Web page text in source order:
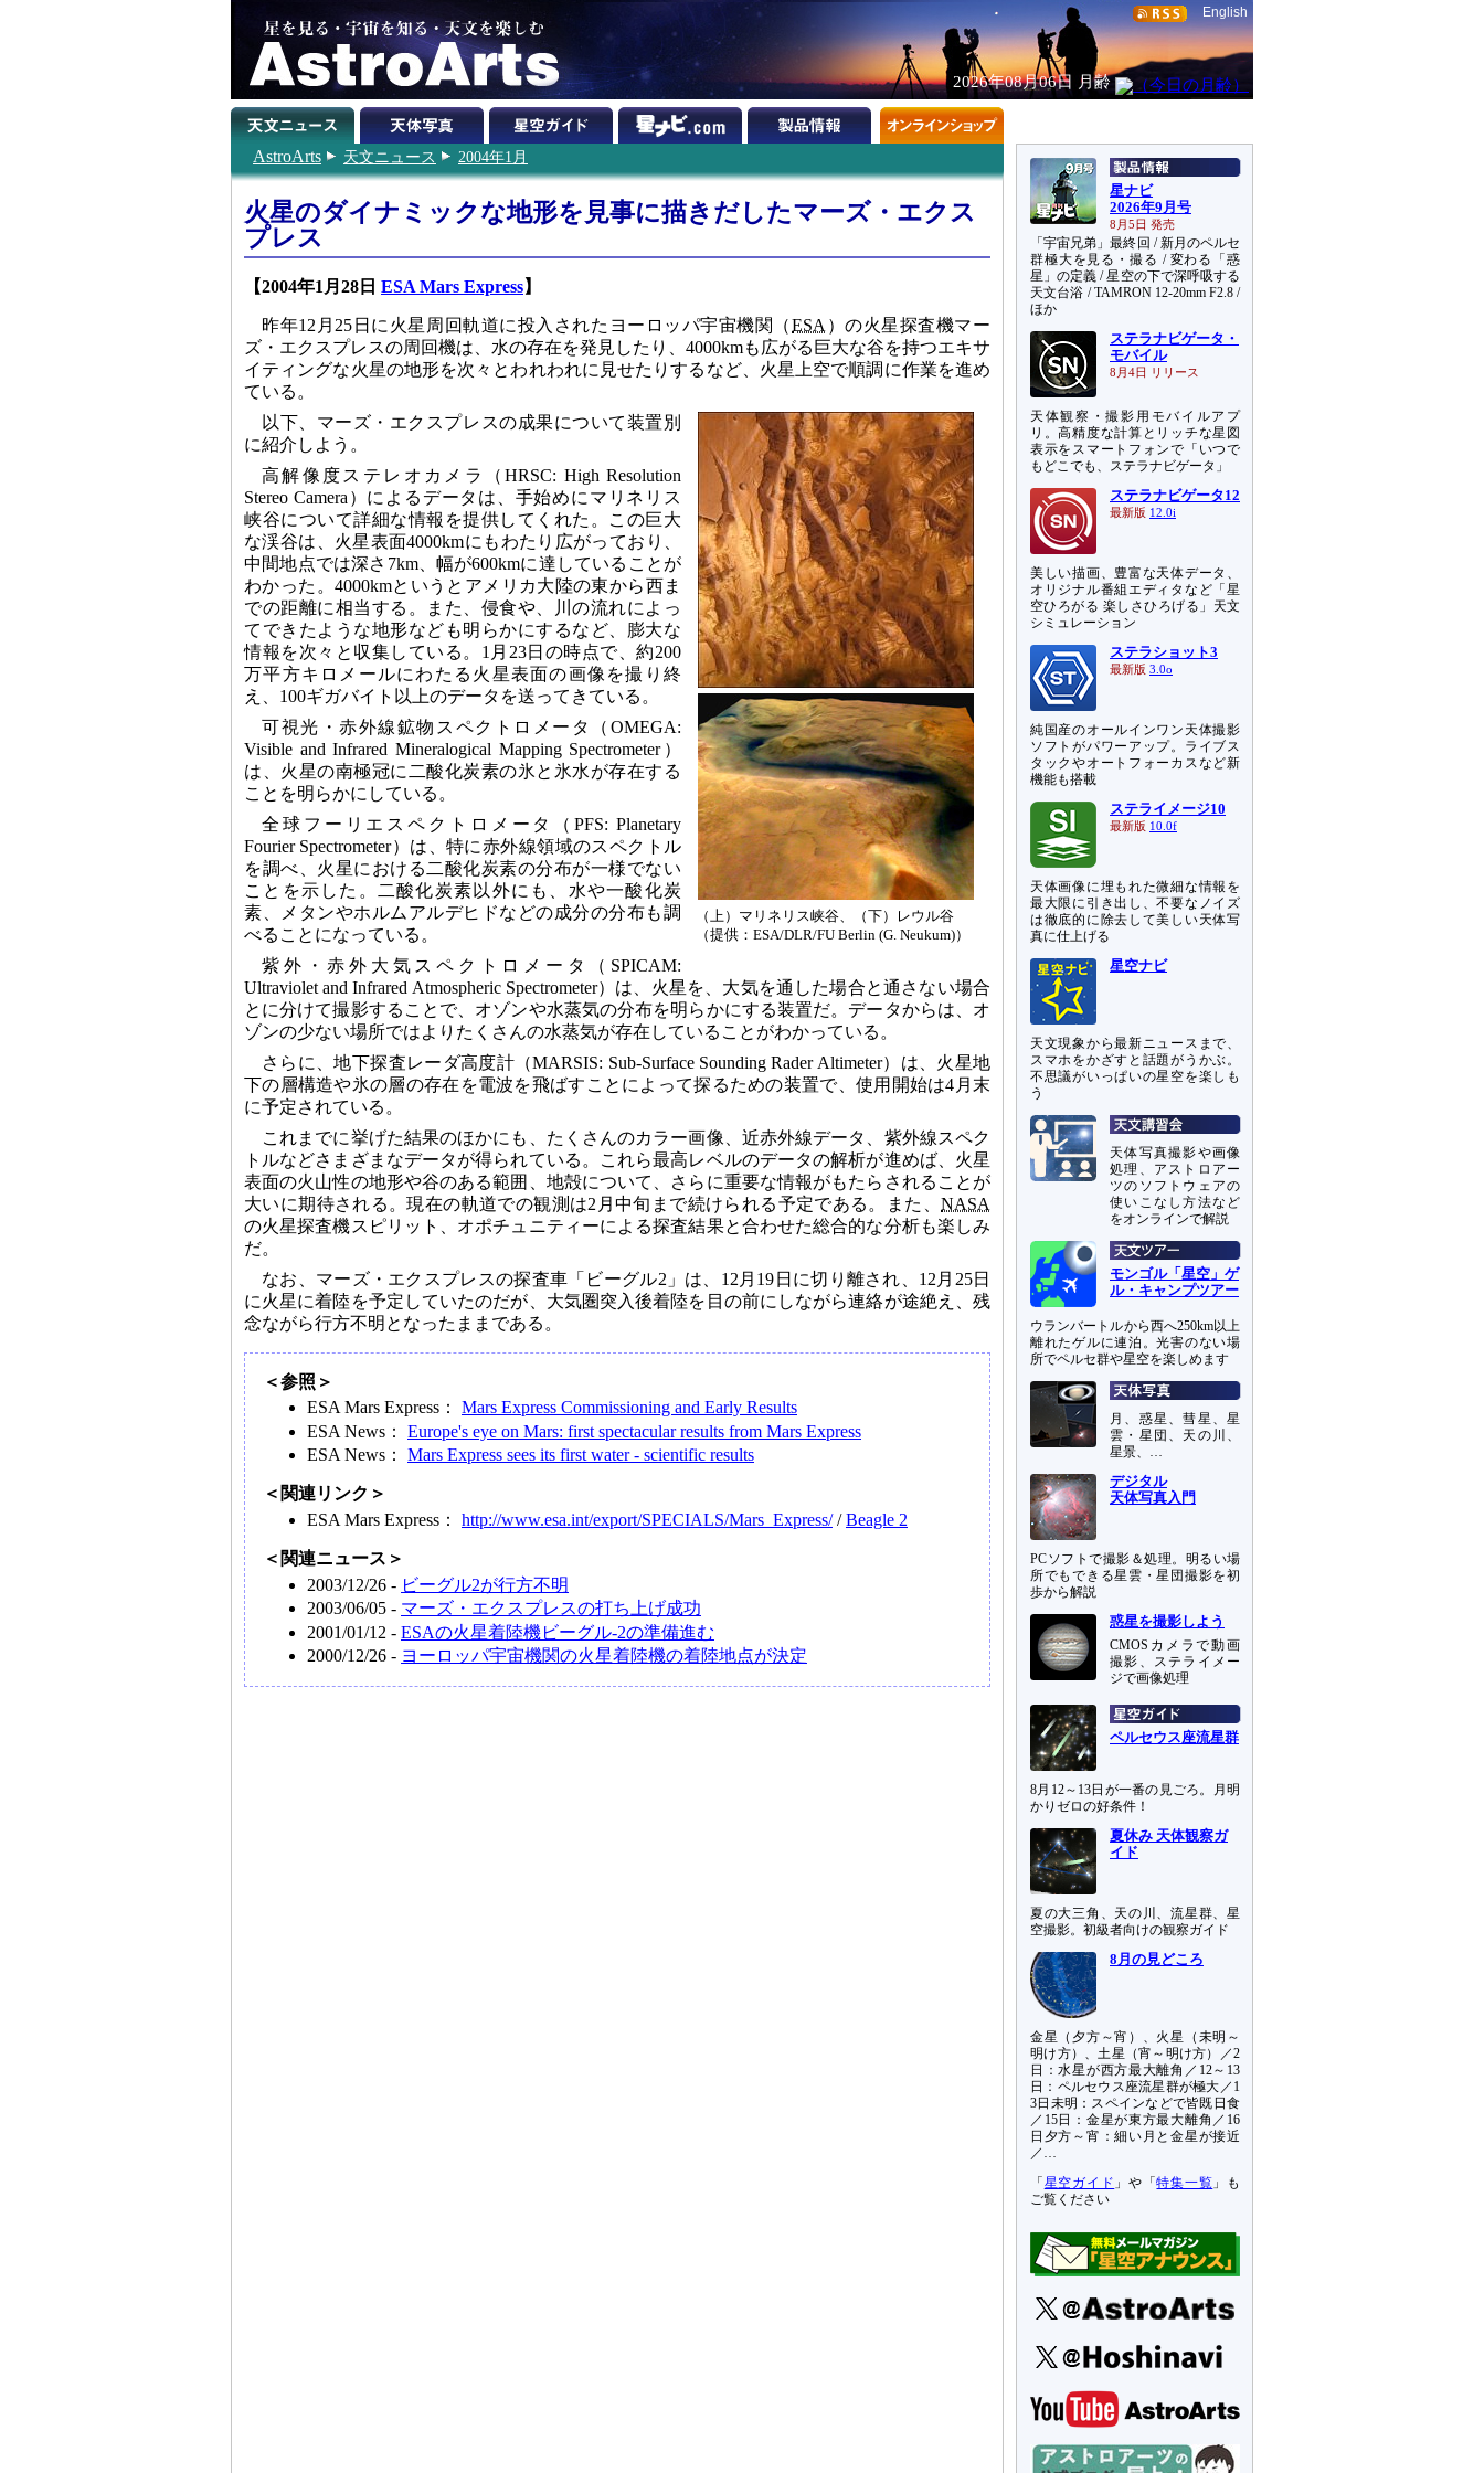
English
2026年08月06日 月齢
AstroArts 天文ニュース 2004年1月
火星のダイナミックな地形を見事に描きだしたマーズ・エクス
プレス
【2004年1月28日 ESA Mars Express】
昨年12月25日に火星周回軌道に投入されたヨーロッパ宇宙機関（ESA ）の火星探査機マー
ズ・エクスプレスの周回機は、水の存在を発見したり、4000kmも広がる巨大な谷を持つエキサ
イティングな火星の地形を次々とわれわれに見せたりするなど、火星上空で順調に作業を進め
ている。
（上）マリネリス峡谷、（下）レウル谷
（提供：ESA/DLR/FU Berlin (G. Neukum)）
以下、マーズ・エクスプレスの成果について装置別
に紹介しよう。
高解像度ステレオカメラ（HRSC: High Resolution
Stereo Camera）によるデータは、手始めにマリネリス
峡谷について詳細な情報を提供してくれた。この巨大
な渓谷は、火星表面4000kmにもわたり広がっており、
中間地点では深さ7km、幅が600kmに達していることが
わかった。4000kmというとアメリカ大陸の東から西ま
での距離に相当する。また、侵食や、川の流れによっ
てできたような地形なども明らかにするなど、膨大な
情報を次々と収集している。1月23日の時点で、約200
万平方キロメールにわたる火星表面の画像を撮り終
え、100ギガバイト以上のデータを送ってきている。
可視光・赤外線鉱物スペクトロメータ（OMEGA:
Visible and Infrared Mineralogical Mapping Spectrometer）
は、火星の南極冠に二酸化炭素の氷と氷水が存在する
ことを明らかにしている。
全球フーリエスペクトロメータ（PFS: Planetary
Fourier Spectrometer）は、特に赤外線領域のスペクトル
を調べ、火星における二酸化炭素の分布が一様でない
ことを示した。二酸化炭素以外にも、水や一酸化炭
素、メタンやホルムアルデヒドなどの成分の分布も調
べることになっている。
紫外・赤外大気スペクトロメータ（SPICAM:
Ultraviolet and Infrared Atmospheric Spectrometer）は、火星を、大気を通した場合と通さない場合
とに分けて撮影することで、オゾンや水蒸気の分布を明らかにする装置だ。データからは、オ
ゾンの少ない場所ではよりたくさんの水蒸気が存在していることがわかっている。
さらに、地下探査レーダ高度計（MARSIS: Sub-Surface Sounding Rader Altimeter）は、火星地
下の層構造や氷の層の存在を電波を飛ばすことによって探るための装置で、使用開始は4月末
に予定されている。
これまでに挙げた結果のほかにも、たくさんのカラー画像、近赤外線データ、紫外線スペク
トルなどさまざまなデータが得られている。これら最高レベルのデータの解析が進めば、火星
表面の火山性の地形や谷のある範囲、地殻について、さらに重要な情報がもたらされることが
大いに期待される。現在の軌道での観測は2月中旬まで続けられる予定である。また、 NASA
の火星探査機スピリット、オポチュニティーによる探査結果と合わせた総合的な分析も楽しみ
だ。
なお、マーズ・エクスプレスの探査車「ビーグル2」は、12月19日に切り離され、12月25日
に火星に着陸を予定していたのだが、大気圏突入後着陸を目の前にしながら連絡が途絶え、残
念ながら行方不明となったままである。
＜参照＞
ESA Mars Express： Mars Express Commissioning and Early Results
ESA News： Europe's eye on Mars: first spectacular results from Mars Express
ESA News： Mars Express sees its first water - scientific results
＜関連リンク＞
ESA Mars Express： http://www.esa.int/export/SPECIALS/Mars_Express//Beagle 2
＜関連ニュース＞
2003/12/26 - ビーグル2が行方不明
2003/06/05 - マーズ・エクスプレスの打ち上げ成功
2001/01/12 - ESAの火星着陸機ビーグル-2の準備進む
2000/12/26 - ヨーロッパ宇宙機関の火星着陸機の着陸地点が決定
星ナビ
2026年9月号
8月5日 発売
「宇宙兄弟」最終回 / 新月のペルセ
群極大を見る・撮る / 変わる「惑
星」の定義 / 星空の下で深呼吸する
天文台浴 / TAMRON 12-20mm F2.8 /
ほか
ステラナビゲータ・
モバイル
8月4日 リリース
天体観察・撮影用モバイルアプ
リ。高精度な計算とリッチな星図
表示をスマートフォンで「いつで
もどこでも、ステラナビゲータ」
ステラナビゲータ12
最新版 12.0i
美しい描画、豊富な天体データ、
オリジナル番組エディタなど「星
空ひろがる 楽しさひろげる」天文
シミュレーション
ステラショット3
最新版 3.0o
純国産のオールインワン天体撮影
ソフトがパワーアップ。ライブス
タックやオートフォーカスなど新
機能も搭載
ステライメージ10
最新版 10.0f
天体画像に埋もれた微細な情報を
最大限に引き出し、不要なノイズ
は徹底的に除去して美しい天体写
真に仕上げる
星空ナビ
天文現象から最新ニュースまで、
スマホをかざすと話題がうかぶ。
不思議がいっぱいの星空を楽しも
う
天体写真撮影や画像
処理、アストロアー
ツのソフトウェアの
使いこなし方法など
をオンラインで解説
モンゴル「星空」ゲ
ル・キャンプツアー
ウランバートルから西へ250km以上
離れたゲルに連泊。光害のない場
所でペルセ群や星空を楽しめます
月、惑星、彗星、星
雲・星団、天の川、
星景、…
デジタル
天体写真入門
PCソフトで撮影＆処理。明るい場
所でもできる星雲・星団撮影を初
歩から解説
惑星を撮影しよう
CMOSカメラで動画
撮影、ステライメー
ジで画像処理
ペルセウス座流星群
8月12～13日が一番の見ごろ。月明
かりゼロの好条件！
夏休み 天体観察ガ
イド
夏の大三角、天の川、流星群、星
空撮影。初級者向けの観察ガイド
8月の見どころ
金星（夕方～宵）、火星（未明～
明け方）、土星（宵～明け方）／2
日：水星が西方最大離角／12～13
日：ペルセウス座流星群が極大／1
3日未明：スペインなどで皆既日食
／15日：金星が東方最大離角／16
日夕方～宵：細い月と金星が接近
／…
「 星空ガイド 」や「特集一覧 」も
ご覧ください